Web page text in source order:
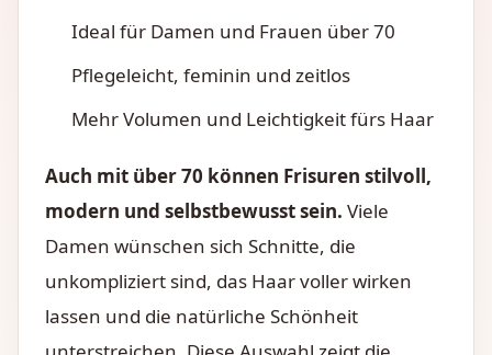
Ideal für Damen und Frauen über 70
Pflegeleicht, feminin und zeitlos
Mehr Volumen und Leichtigkeit fürs Haar
Auch mit über 70 können Frisuren stilvoll,
modern und selbstbewusst sein. Viele
Damen wünschen sich Schnitte, die
unkompliziert sind, das Haar voller wirken
lassen und die natürliche Schönheit